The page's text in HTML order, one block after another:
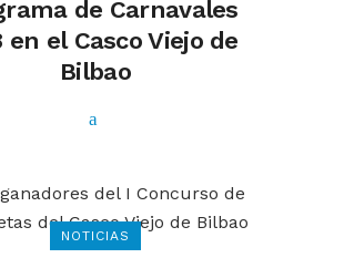
de Carnavales
en el Casco Viejo de
Bilbao
NOTICIAS